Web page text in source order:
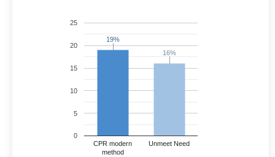
CPR modern
method
Unmeet Need
0
5
10
15
20
25
19%
19%
16%
16%